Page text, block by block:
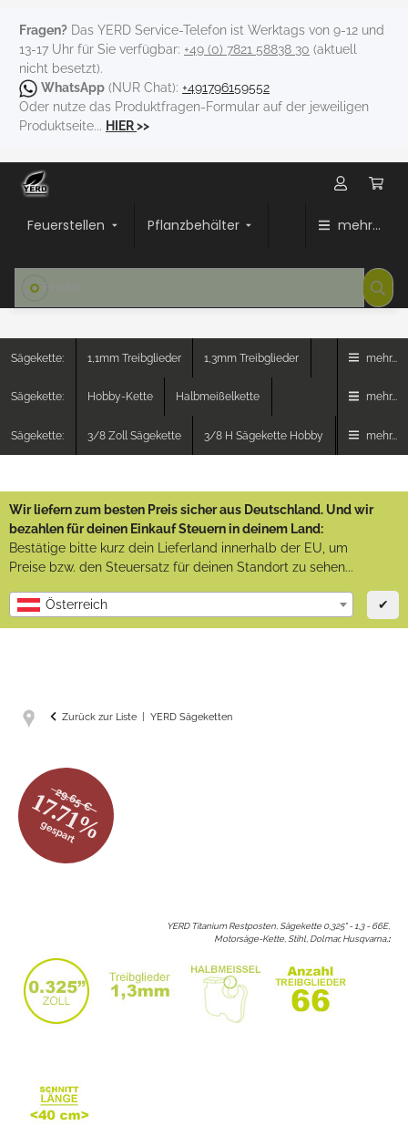
Fragen? Das YERD Service-Telefon ist Werktags von 9-12 und
13-17 Uhr für Sie verfügbar: +49 (0) 7821 58838 30 (aktuell
nicht besetzt).
WhatsApp (NUR Chat): +491796159552
Oder nutze das Produktfragen-Formular auf der jeweiligen
Produktseite... HIER>>
Feuerstellen Pflanzbehälter mehr...
Sägekette: 1,1mm Treibglieder 1,3mm Treibglieder mehr...
Sägekette: Hobby-Kette Halbmeißelkette mehr...
Sägekette: 3/8 Zoll Sägekette 3/8 H Sägekette Hobby mehr...
Wir liefern zum besten Preis sicher aus Deutschland. Und wir
bezahlen für deinen Einkauf Steuern in deinem Land:
Bestätige bitte kurz dein Lieferland innerhalb der EU, um
Preise bzw. den Steuersatz für deinen Standort zu sehen...
Österreich ✔
Zurück zur Liste YERD Sägeketten
29.65 €
17.71%
gespart
YERD Titanium Restposten, Sägekette 0,325" - 1,3 - 66E,
Motorsäge-Kette, Stihl, Dolmar, Husqvarna,: